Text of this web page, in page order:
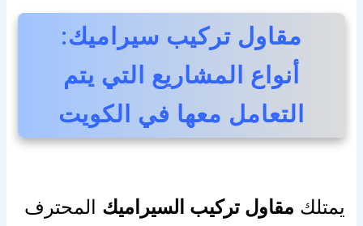
مقاول تركيب سيراميك:
أنواع المشاريع التي يتم
التعامل معها في الكويت
يمتلك مقاول تركيب السيراميك المحترف